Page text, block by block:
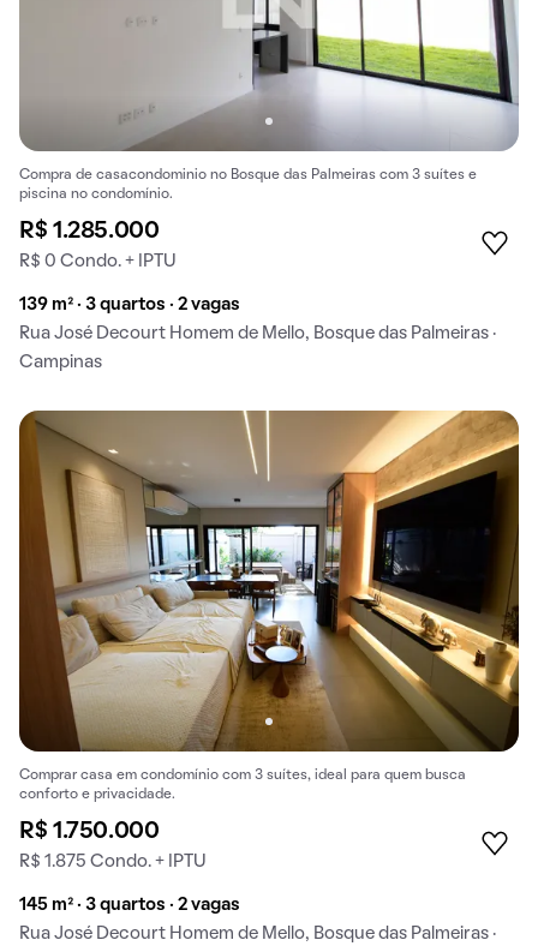
Compra de casacondominio no Bosque das Palmeiras com 3 suítes e
piscina no condomínio.
R$ 1.285.000
R$ 0 Condo. + IPTU
139 m² · 3 quartos · 2 vagas
Rua José Decourt Homem de Mello, Bosque das Palmeiras ·
Campinas
Comprar casa em condomínio com 3 suítes, ideal para quem busca
conforto e privacidade.
R$ 1.750.000
R$ 1.875 Condo. + IPTU
145 m² · 3 quartos · 2 vagas
Rua José Decourt Homem de Mello, Bosque das Palmeiras ·